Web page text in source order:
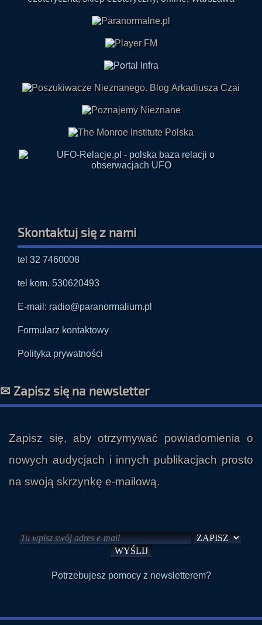
Skontaktuj się z nami
tel 32 7460008
tel kom. 530620493
E-mail: radio@paranormalium.pl
Formularz kontaktowy
Polityka prywatności
✉ Zapisz się na newsletter
Zapisz się, aby otrzymywać powiadomienia o
nowych audycjach i innych publikacjach prosto
na swoją skrzynkę e-mailową.
Potrzebujesz pomocy z newsletterem?